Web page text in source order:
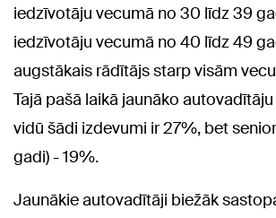
iedzīvotāju vecumā no 30 līdz 39
iedzīvotāju vecumā no 40 līdz 49
augstākais rādītājs starp visām
Tajā pašā laikā jaunāko
vidū šādi izdevumi ir 27%, bet
gadi) - 19%.
Jaunākie autovadītāji biežāk